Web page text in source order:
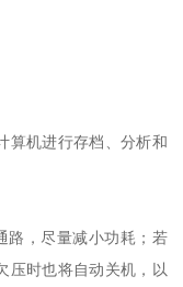
算机进行存档、分析和
路，尽量减小功耗；若
压时也将自动关机，以